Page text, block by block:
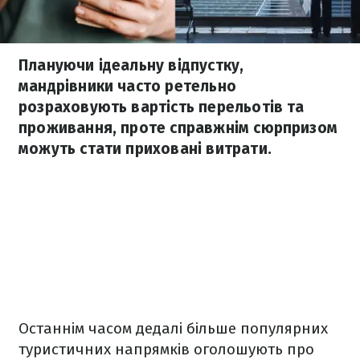
Плануючи ідеальну відпустку,
мандрівники часто ретельно
розраховують вартість перельотів та
проживання, проте справжнім сюрпризом
можуть стати приховані витрати.
Останнім часом дедалі більше популярних
туристичних напрямків оголошують про